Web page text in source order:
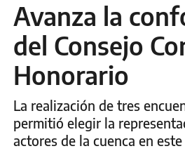
Avanza la
del Consejo
Honorario
La realización de tres
permitió elegir la
actores de la cuenca en